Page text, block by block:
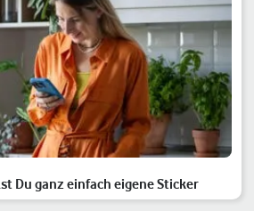
Du ganz einfach eigene Sticker